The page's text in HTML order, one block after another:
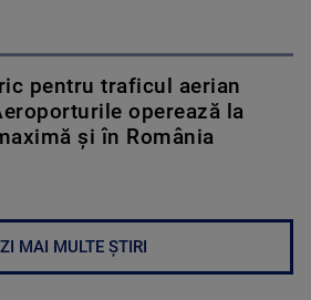
pentru traficul aerian
operează la
și în România
MAI MULTE ȘTIRI